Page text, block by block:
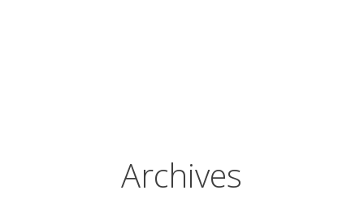
Archives